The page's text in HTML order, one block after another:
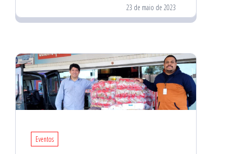
23 de maio de 2023
Eventos